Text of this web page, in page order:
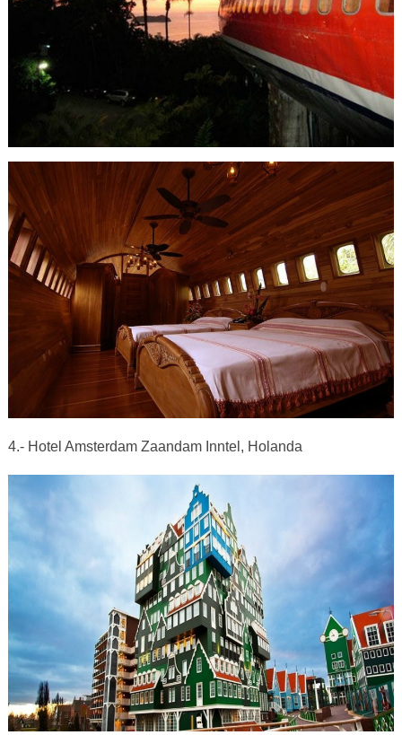
4.- Hotel Amsterdam Zaandam Inntel, Holanda